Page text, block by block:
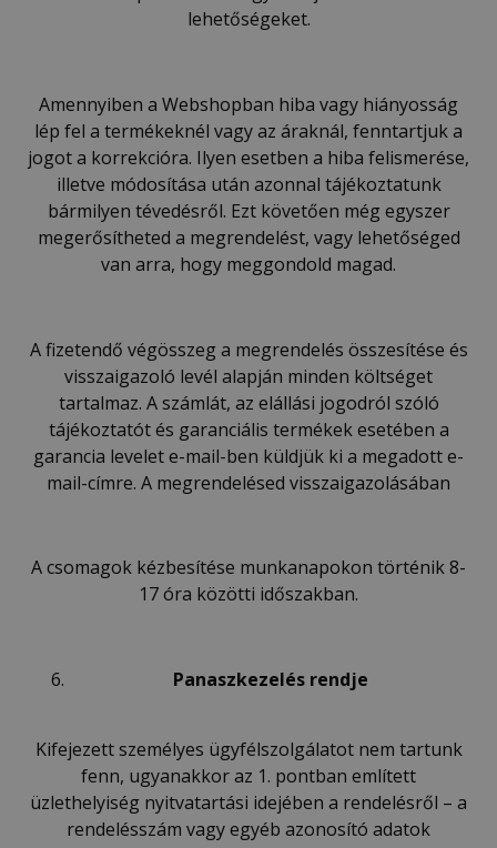
lehetőségeket.
Amennyiben a Webshopban hiba vagy hiányosság
lép fel a termékeknél vagy az áraknál, fenntartjuk a
jogot a korrekcióra. Ilyen esetben a hiba felismerése,
illetve módosítása után azonnal tájékoztatunk
bármilyen tévedésről. Ezt követően még egyszer
megerősítheted a megrendelést, vagy lehetőséged
van arra, hogy meggondold magad.
A fizetendő végösszeg a megrendelés összesítése és
visszaigazoló levél alapján minden költséget
tartalmaz. A számlát, az elállási jogodról szóló
tájékoztatót és garanciális termékek esetében a
garancia levelet e-mail-ben küldjük ki a megadott e-
mail-címre. A megrendelésed visszaigazolásában
A csomagok kézbesítése munkanapokon történik 8-
17 óra közötti időszakban.
Panaszkezelés rendje
Kifejezett személyes ügyfélszolgálatot nem tartunk
fenn, ugyanakkor az 1. pontban említett
üzlethelyiség nyitvatartási idejében a rendelésről – a
rendelésszám vagy egyéb azonosító adatok